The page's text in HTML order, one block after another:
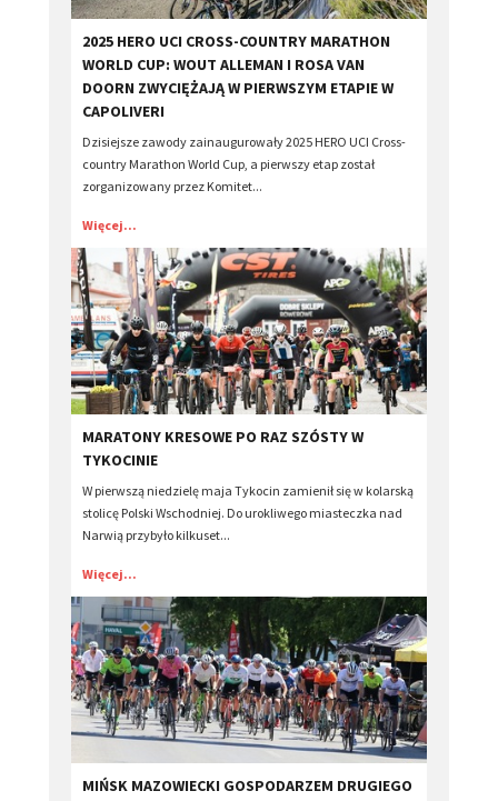
2025 HERO UCI CROSS-COUNTRY MARATHON
WORLD CUP: WOUT ALLEMAN I ROSA VAN
DOORN ZWYCIĘŻAJĄ W PIERWSZYM ETAPIE W
CAPOLIVERI
Dzisiejsze zawody zainaugurowały 2025 HERO UCI Cross-
country Marathon World Cup, a pierwszy etap został
zorganizowany przez Komitet...
Więcej...
​MARATONY KRESOWE PO RAZ SZÓSTY W
TYKOCINIE
W pierwszą niedzielę maja Tykocin zamienił się w kolarską
stolicę Polski Wschodniej. Do urokliwego miasteczka nad
Narwią przybyło kilkuset...
Więcej...
​MIŃSK MAZOWIECKI GOSPODARZEM DRUGIEGO